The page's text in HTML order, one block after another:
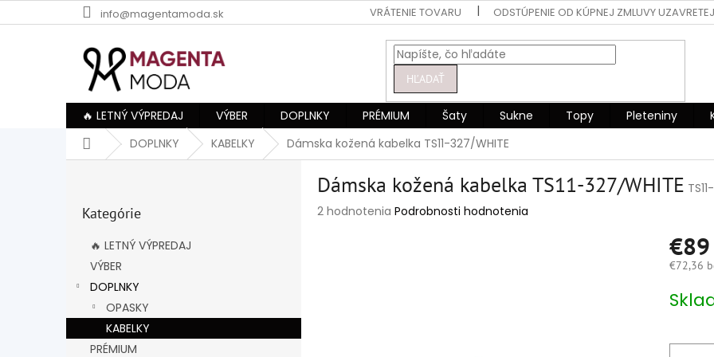
na
info@magentamoda.sk VRÁTENIE TOVARU ODSTÚPENIE OD KÚPNEJ ZMLUVY UZAVRETEJ
HĽADAŤ
🔥 LETNÝ VÝPREDAJ VÝBER DOPLNKY PRÉMIUM Šaty Sukne Topy Pleteniny
DomovDOPLNKY KABELKY Dámska kožená kabelka TS11-327/WHITE
kategórie
Kategórie
🔥 LETNÝ VÝPREDAJ
VÝBER
DOPLNKY
OPASKY
KABELKY
PRÉMIUM
Dámska kožená kabelka TS11-327/WHITE
Priemerné
2 hodnotenia Podrobnosti hodnotenia
€89
€72,36
cena: